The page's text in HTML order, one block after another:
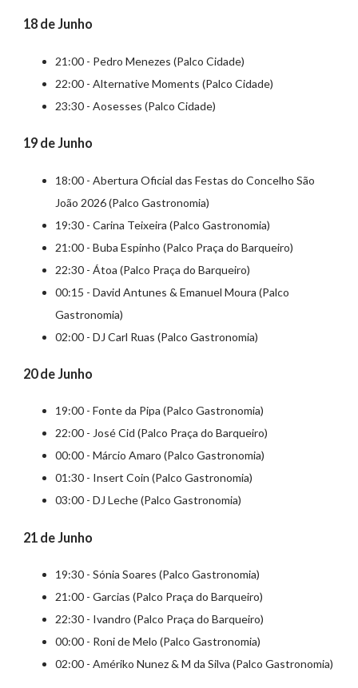
18 de Junho
21:00 - Pedro Menezes (Palco Cidade)
22:00 - Alternative Moments (Palco Cidade)
23:30 - Aosesses (Palco Cidade)
19 de Junho
18:00 - Abertura Oficial das Festas do Concelho São
João 2026 (Palco Gastronomia)
19:30 - Carina Teixeira (Palco Gastronomia)
21:00 - Buba Espinho (Palco Praça do Barqueiro)
22:30 - Átoa (Palco Praça do Barqueiro)
00:15 - David Antunes & Emanuel Moura (Palco
Gastronomia)
02:00 - DJ Carl Ruas (Palco Gastronomia)
20 de Junho
19:00 - Fonte da Pipa (Palco Gastronomia)
22:00 - José Cid (Palco Praça do Barqueiro)
00:00 - Márcio Amaro (Palco Gastronomia)
01:30 - Insert Coin (Palco Gastronomia)
03:00 - DJ Leche (Palco Gastronomia)
21 de Junho
19:30 - Sónia Soares (Palco Gastronomia)
21:00 - Garcias (Palco Praça do Barqueiro)
22:30 - Ivandro (Palco Praça do Barqueiro)
00:00 - Roni de Melo (Palco Gastronomia)
02:00 - Amériko Nunez & M da Silva (Palco Gastronomia)